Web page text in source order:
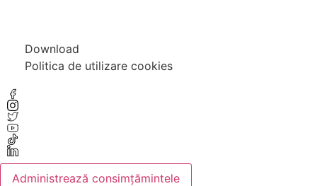
Download
Politica de utilizare cookies
Administrează consimțămintele